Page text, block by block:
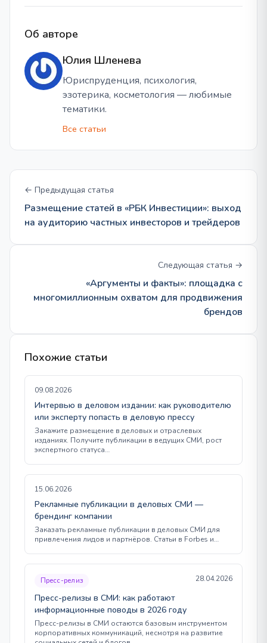
Об авторе
Юлия Шленева
Юриспруденция, психология,
эзотерика, косметология — любимые
тематики.
Все статьи
← Предыдущая статья
Размещение статей в «РБК Инвестиции»: выход
на аудиторию частных инвесторов и трейдеров
Следующая статья →
«Аргументы и факты»: площадка с
многомиллионным охватом для продвижения
брендов
Похожие статьи
09.08.2026
Интервью в деловом издании: как руководителю
или эксперту попасть в деловую прессу
Закажите размещение в деловых и отраслевых
изданиях. Получите публикации в ведущих СМИ, рост
экспертного статуса…
15.06.2026
Рекламные публикации в деловых СМИ —
брендинг компании
Заказать рекламные публикации в деловых СМИ для
привлечения лидов и партнёров. Статьи в Forbes и…
Пресс-релиз 28.04.2026
Пресс-релизы в СМИ: как работают
информационные поводы в 2026 году
Пресс-релизы в СМИ остаются базовым инструментом
корпоративных коммуникаций, несмотря на развитие